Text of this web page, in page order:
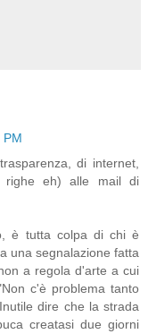
di internet,
righe eh) alle mail di
è tutta colpa di chi è
una segnalazione fatta
a regola d'arte a cui
c'è problema tanto
dire che la strada
creatasi due giorni